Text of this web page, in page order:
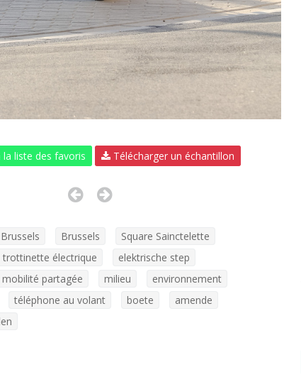
liste des favoris Télécharger un échantillon
Brussels Brussels
Square Sainctelette
trottinette électrique
elektrische step
mobilité partagée milieu
environnement
téléphone au volant boete
amende